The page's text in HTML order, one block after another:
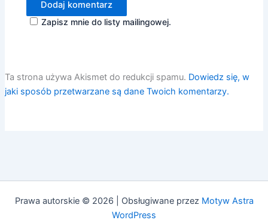
Zapisz mnie do listy mailingowej.
Ta strona używa Akismet do redukcji spamu. Dowiedz się, w
jaki sposób przetwarzane są dane Twoich komentarzy.
Prawa autorskie © 2026 | Obsługiwane przez Motyw Astra
WordPress